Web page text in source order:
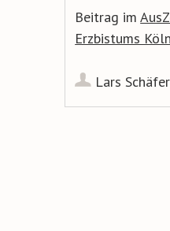
Beitrag im
Erzbistums Köln
Lars